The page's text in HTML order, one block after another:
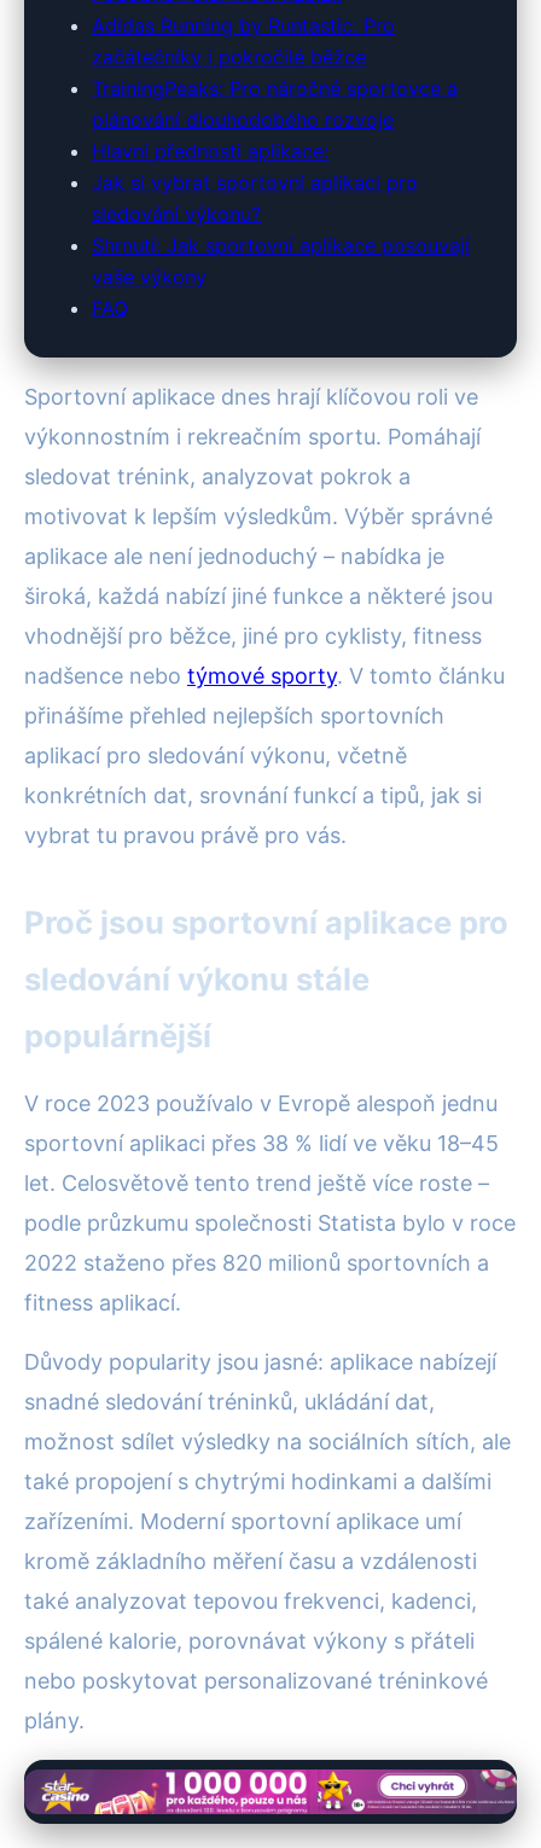
Adidas Running by Runtastic: Pro
začátečníky i pokročilé běžce
TrainingPeaks: Pro náročné sportovce a
plánování dlouhodobého rozvoje
Hlavní přednosti aplikace:
Jak si vybrat sportovní aplikaci pro
sledování výkonu?
Shrnutí: Jak sportovní aplikace posouvají
vaše výkony
FAQ
Sportovní aplikace dnes hrají klíčovou roli ve
výkonnostním i rekreačním sportu. Pomáhají
sledovat trénink, analyzovat pokrok a
motivovat k lepším výsledkům. Výběr správné
aplikace ale není jednoduchý – nabídka je
široká, každá nabízí jiné funkce a některé jsou
vhodnější pro běžce, jiné pro cyklisty, fitness
nadšence nebo týmové sporty. V tomto článku
přinášíme přehled nejlepších sportovních
aplikací pro sledování výkonu, včetně
konkrétních dat, srovnání funkcí a tipů, jak si
vybrat tu pravou právě pro vás.
Proč jsou sportovní aplikace pro
sledování výkonu stále
populárnější
V roce 2023 používalo v Evropě alespoň jednu
sportovní aplikaci přes 38 % lidí ve věku 18–45
let. Celosvětově tento trend ještě více roste –
podle průzkumu společnosti Statista bylo v roce
2022 staženo přes 820 milionů sportovních a
fitness aplikací.
Důvody popularity jsou jasné: aplikace nabízejí
snadné sledování tréninků, ukládání dat,
možnost sdílet výsledky na sociálních sítích, ale
také propojení s chytrými hodinkami a dalšími
zařízeními. Moderní sportovní aplikace umí
kromě základního měření času a vzdálenosti
také analyzovat tepovou frekvenci, kadenci,
spálené kalorie, porovnávat výkony s přáteli
nebo poskytovat personalizované tréninkové
plány.